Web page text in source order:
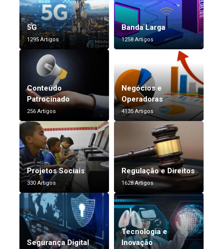
5G
1295 Artigos
Banda Larga
1258 Artigos
Conteúdo
Patrocinado
256 Artigos
Negócios e
Operadoras
4135 Artigos
Projetos Sociais
330 Artigos
Regulação e Direitos
1628 Artigos
Segurança Digital
Tecnologia e
Inovação